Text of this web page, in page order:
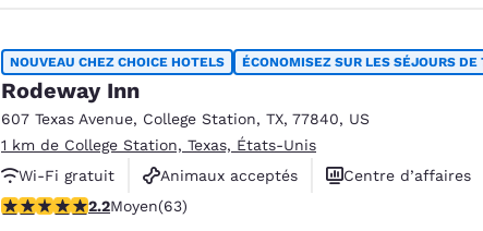
NOUVEAU CHEZ CHOICE HOTELS ÉCONOMISEZ SUR LES SÉJOURS
Rodeway Inn
607 Texas Avenue, College Station, TX, 77840, US
1 km de College Station, Texas, États-Unis
Wi-Fi gratuit
Animaux acceptés
Centre d’affaires
2.17 étoiles. Moyen. 63 commentaires
2.2Moyen(63)